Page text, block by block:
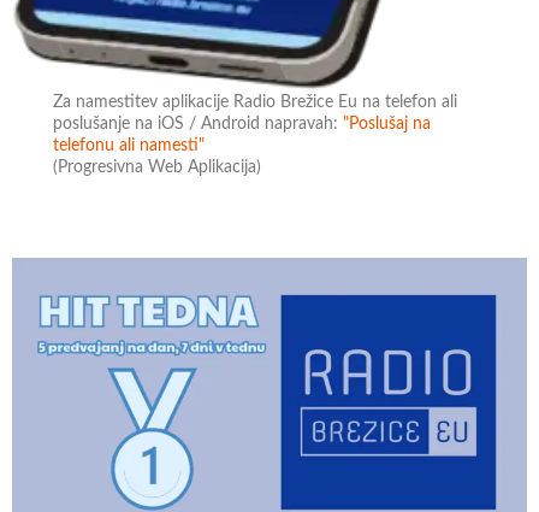
Za namestitev aplikacije Radio Brežice Eu na telefon ali
poslušanje na iOS / Android napravah:"Poslušaj na
telefonu ali namesti"
(Progresivna Web Aplikacija)